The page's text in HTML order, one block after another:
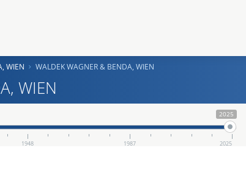
WIEN WALDEK WAGNER & BENDA, WIEN
WIEN
2025
1948 1987 2025